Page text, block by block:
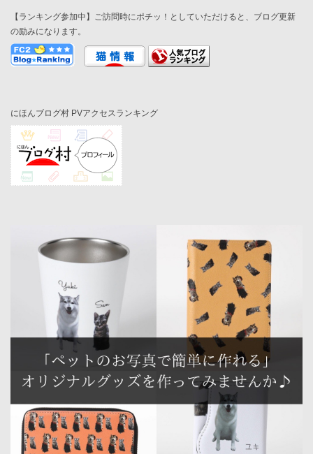
【ランキング参加中】ご訪問時にポチッ！としていただけると、ブログ更新
の励みになります。
にほんブログ村 PVアクセスランキング